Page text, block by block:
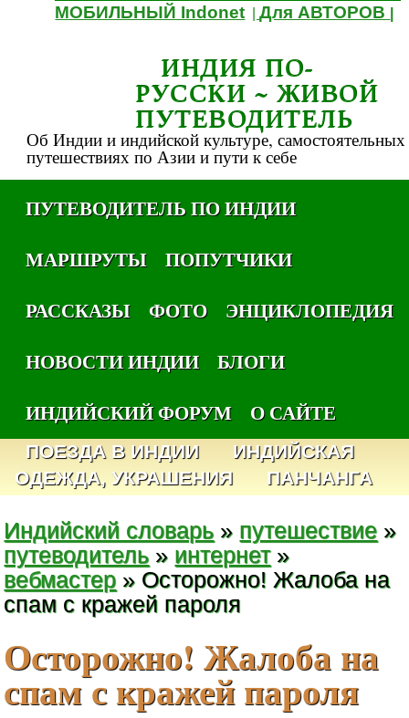
МОБИЛЬНЫЙ Indonet |Для АВТОРОВ
ИНДИЯ ПО-
РУССКИ ~ ЖИВОЙ
ПУТЕВОДИТЕЛЬ
Об Индии и индийской культуре, самостоятельных
путешествиях по Азии и пути к себе
ПУТЕВОДИТЕЛЬ ПО ИНДИИ
МАРШРУТЫ
ПОПУТЧИКИ
РАССКАЗЫ
ФОТО
ЭНЦИКЛОПЕДИЯ
НОВОСТИ ИНДИИ
БЛОГИ
ИНДИЙСКИЙ ФОРУМ
О САЙТЕ
ПОЕЗДА В ИНДИИ
ИНДИЙСКАЯ
ОДЕЖДА, УКРАШЕНИЯ
ПАНЧАНГА
Индийский словарь » путешествие »
путеводитель » интернет»
вебмастер » Осторожно! Жалоба на
спам с кражей пароля
Осторожно! Жалоба на
спам с кражей пароля